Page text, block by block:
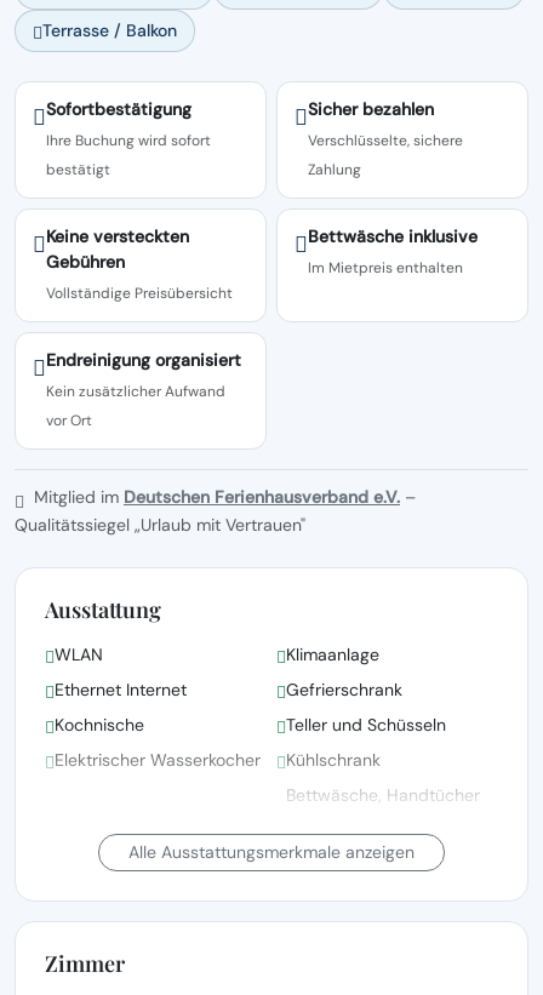
Terrasse / Balkon
Sofortbestätigung
Ihre Buchung wird sofort
bestätigt
Sicher bezahlen
Verschlüsselte, sichere
Zahlung
Keine versteckten
Gebühren
Vollständige Preisübersicht
Bettwäsche inklusive
Im Mietpreis enthalten
Endreinigung organisiert
Kein zusätzlicher Aufwand
vor Ort
Mitglied im Deutschen Ferienhausverband e.V. –
Qualitätssiegel „Urlaub mit Vertrauen"
Ausstattung
WLAN
Klimaanlage
Ethernet Internet
Gefrierschrank
Kochnische
Teller und Schüsseln
Elektrischer Wasserkocher
Kühlschrank
Haartrockner
Bettwäsche, Handtücher
Richtlinien der örtlichen
Behörden gewaschen
Bettwäsche vorhanden
Kinderbett(en)/Babybett(en)
Alle Ausstattungsmerkmale anzeigen
Zimmer